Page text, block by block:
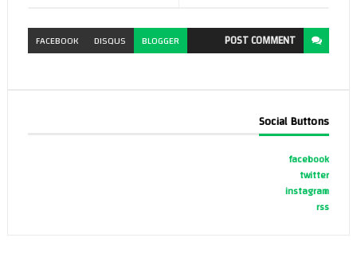
POSTCOMMENT
BLOGGER
DISQUS
FACEBOOK
Social Buttons
facebook
twitter
instagram
rss